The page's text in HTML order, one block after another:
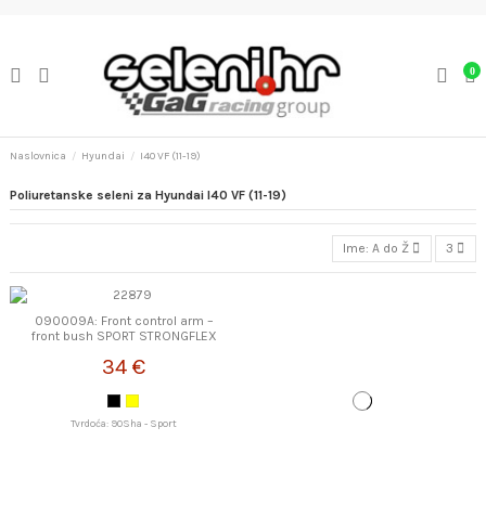
0
Naslovnica Hyundai I40 VF (11-19)
Poliuretanske seleni za Hyundai I40 VF (11-19)
Ime: A do Ž 3
090009A: Front control arm –
front bush SPORT STRONGFLEX
34 €
Tvrdoća: 90Sha - Sport